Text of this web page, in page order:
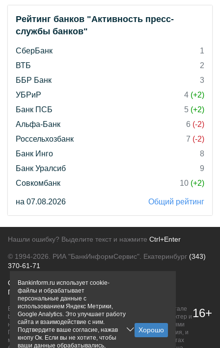
Рейтинг банков "Активность пресс-
службы банков"
СберБанк
1
ВТБ
2
ББР Банк
3
УБРиР
4 (+2)
Банк ПСБ
5 (+2)
Альфа-Банк
6 (-2)
Россельхозбанк
7 (-2)
Банк Инго
8
Банк Уралсиб
9
Совкомбанк
10 (+2)
на 07.08.2026 Общий рейтинг
Нашли ошибку? Выделите текст и нажмите Ctrl+Enter
© 1994-2026. РИА "БанкИнформСервис". Екатеринбург (343)
370-61-71
О проектеПолитика конфиденциальности
Правовая информацияДля рекламодателей
Вся информация о продуктах банков, размещенная на портале
bankinform.ru, носит исключительно ознакомительный характер и
не является публичной офертой, определяемой положениями
ГК РФ. Информация не содержит точного и полного описания, и
может быть изменена. Конечные условия уточняйте на сайтах
16+
Bankinform.ru использует cookie-
файлы и обрабатывает
персональные данные с
использованием Яндекс Метрики,
Google Analytics. Это улучшает работу
сайта и взаимодействие с ним.
Подтвердите ваше согласие, нажав
кнопу Ок. Если вы не хотите, чтобы
ваши данные обрабатывались,